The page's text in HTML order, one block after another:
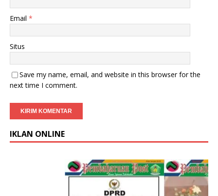
Email *
Situs
Save my name, email, and website in this browser for the
next time I comment.
IKLAN ONLINE